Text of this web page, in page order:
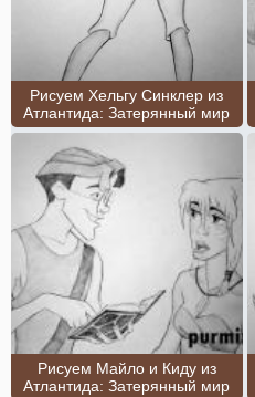
Рисуем Хельгу Синклер из
Атлантида: Затерянный мир
Рисуем Майло и Киду из
Атлантида: Затерянный мир